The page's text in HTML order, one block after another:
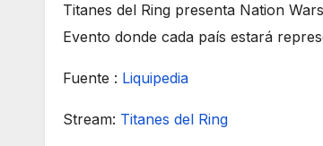
Titanes del Ring presenta Nation
Evento donde cada país estará
Fuente : Liquipedia
Stream: Titanes del Ring